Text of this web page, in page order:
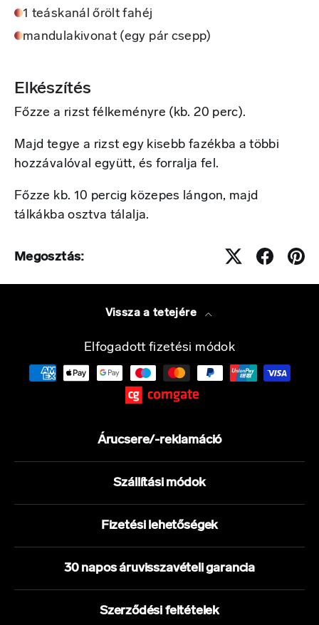
1 teáskanál őrölt fahéj
mandulakivonat (egy pár csepp)
Elkészítés
Főzze a rizst félkeményre (kb. 20 perc).
Majd tegye a rizst egy kisebb fazékba a többi
hozzávalóval együtt, és forralja fel.
Főzze kb. 10 percig közepes lángon, majd
tálkákba osztva tálalja.
Megosztás:
Vissza a tetejére
Elfogadott fizetési módok
Árucsere/-reklamáció
Szállítási módok
Fizetési lehetőségek
30 napos áruvisszavételi garancia
Szerződési feltételek